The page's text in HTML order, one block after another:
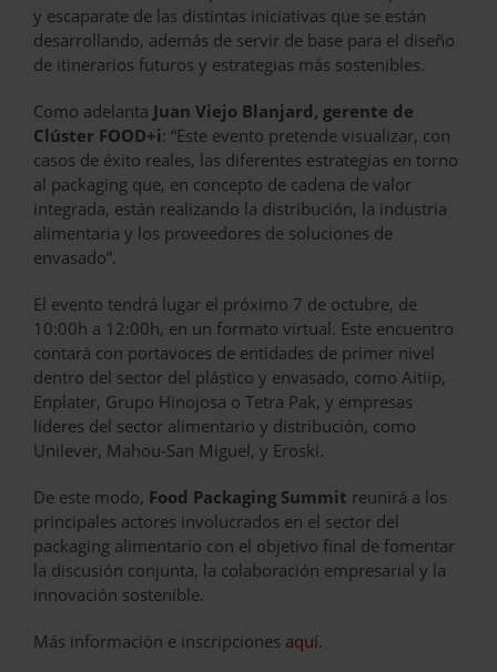
y escaparate de las distintas iniciativas que se están
desarrollando, además de servir de base para el diseño
de itinerarios futuros y estrategias más sostenibles.
Como adelanta Juan Viejo Blanjard, gerente de
Clúster FOOD+i: “Este evento pretende visualizar, con
casos de éxito reales, las diferentes estrategias en torno
al packaging que, en concepto de cadena de valor
integrada, están realizando la distribución, la industria
alimentaria y los proveedores de soluciones de
envasado”.
El evento tendrá lugar el próximo 7 de octubre, de
10:00h a 12:00h, en un formato virtual. Este encuentro
contará con portavoces de entidades de primer nivel
dentro del sector del plástico y envasado, como Aitiip,
Enplater, Grupo Hinojosa o Tetra Pak, y empresas
líderes del sector alimentario y distribución, como
Unilever, Mahou-San Miguel, y Eroski.
De este modo, Food Packaging Summit reunirá a los
principales actores involucrados en el sector del
packaging alimentario con el objetivo final de fomentar
la discusión conjunta, la colaboración empresarial y la
innovación sostenible.
Más información e inscripciones aquí.